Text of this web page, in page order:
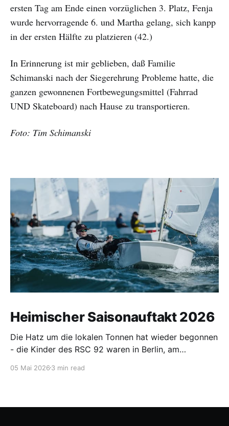
ersten Tag am Ende einen vorzüglichen 3. Platz, Fenja
wurde hervorragende 6. und Martha gelang, sich kanpp
in der ersten Hälfte zu platzieren (42.)
In Erinnerung ist mir geblieben, daß Familie
Schimanski nach der Siegerehrung Probleme hatte, die
ganzen gewonnenen Fortbewegungsmittel (Fahrrad
UND Skateboard) nach Hause zu transportieren.
Foto: Tim Schimanski
Heimischer Saisonauftakt 2026
Die Hatz um die lokalen Tonnen hat wieder begonnen
- die Kinder des RSC 92 waren in Berlin, am
Warnow und in Warnemünde unterwegs.
05 Mai 2026 3 min read